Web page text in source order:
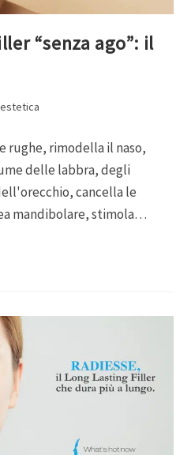
“senza ago”: il
rughe, rimodella il naso,
delle labbra, degli
cancella le
mandibolare, stimola…